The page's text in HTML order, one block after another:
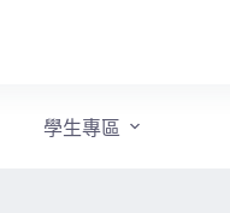
學生專區